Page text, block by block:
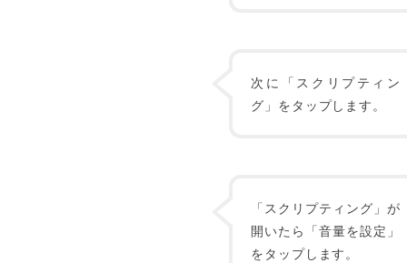
次に「スクリプティン
グ」をタップします。
「スクリプティング」が
開いたら「音量を設定」
をタップします。